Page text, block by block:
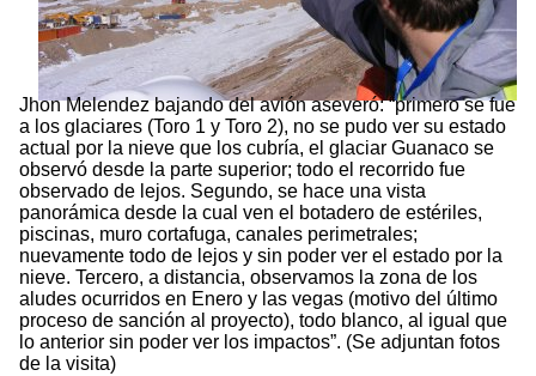
Jhon Melendez bajando del avión aseveró: “primero se fue
a los glaciares (Toro 1 y Toro 2), no se pudo ver su estado
actual por la nieve que los cubría, el glaciar Guanaco se
observó desde la parte superior; todo el recorrido fue
observado de lejos. Segundo, se hace una vista
panorámica desde la cual ven el botadero de estériles,
piscinas, muro cortafuga, canales perimetrales;
nuevamente todo de lejos y sin poder ver el estado por la
nieve. Tercero, a distancia, observamos la zona de los
aludes ocurridos en Enero y las vegas (motivo del último
proceso de sanción al proyecto), todo blanco, al igual que
lo anterior sin poder ver los impactos”. (Se adjuntan fotos
de la visita)